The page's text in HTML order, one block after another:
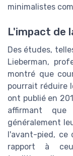
minimalistes
L'impact de
Des études,
Lieberman,
montré que
pourrait réduire
ont publié en
affirmant
généralement
l'avant-pied, ce
rapport à